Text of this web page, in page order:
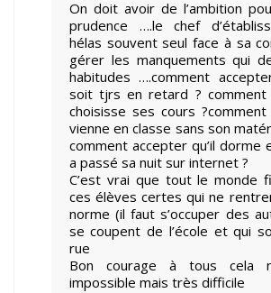
On doit avoir de l’ambition
prudence ….le chef
hélas souvent seul face à sa
gérer les manquements qui
habitudes ….comment
soit tjrs en retard ? comment
choisisse ses cours ?comment
vienne en classe sans son
comment accepter qu’il dorme
a passé sa nuit sur internet ?
C’est vrai que tout le monde
ces élèves certes qui ne
norme (il faut s’occuper des
se coupent de l’école et qui
rue
Bon courage à tous cela
impossible mais très difficile